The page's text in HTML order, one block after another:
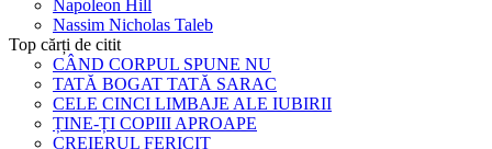
Napoleon Hill
Nassim Nicholas Taleb
Top cărți de citit
CÂND CORPUL SPUNE NU
TATĂ BOGAT TATĂ SARAC
CELE CINCI LIMBAJE ALE IUBIRII
ȚINE-ȚI COPIII APROAPE
CREIERUL FERICIT